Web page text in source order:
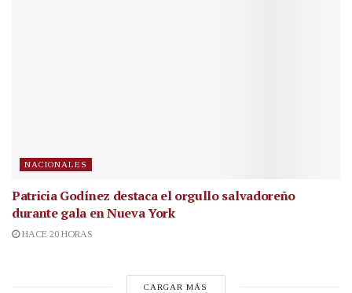
NACIONALES
Patricia Godínez destaca el orgullo salvadoreño
durante gala en Nueva York
HACE 20 HORAS
CARGAR MÁS